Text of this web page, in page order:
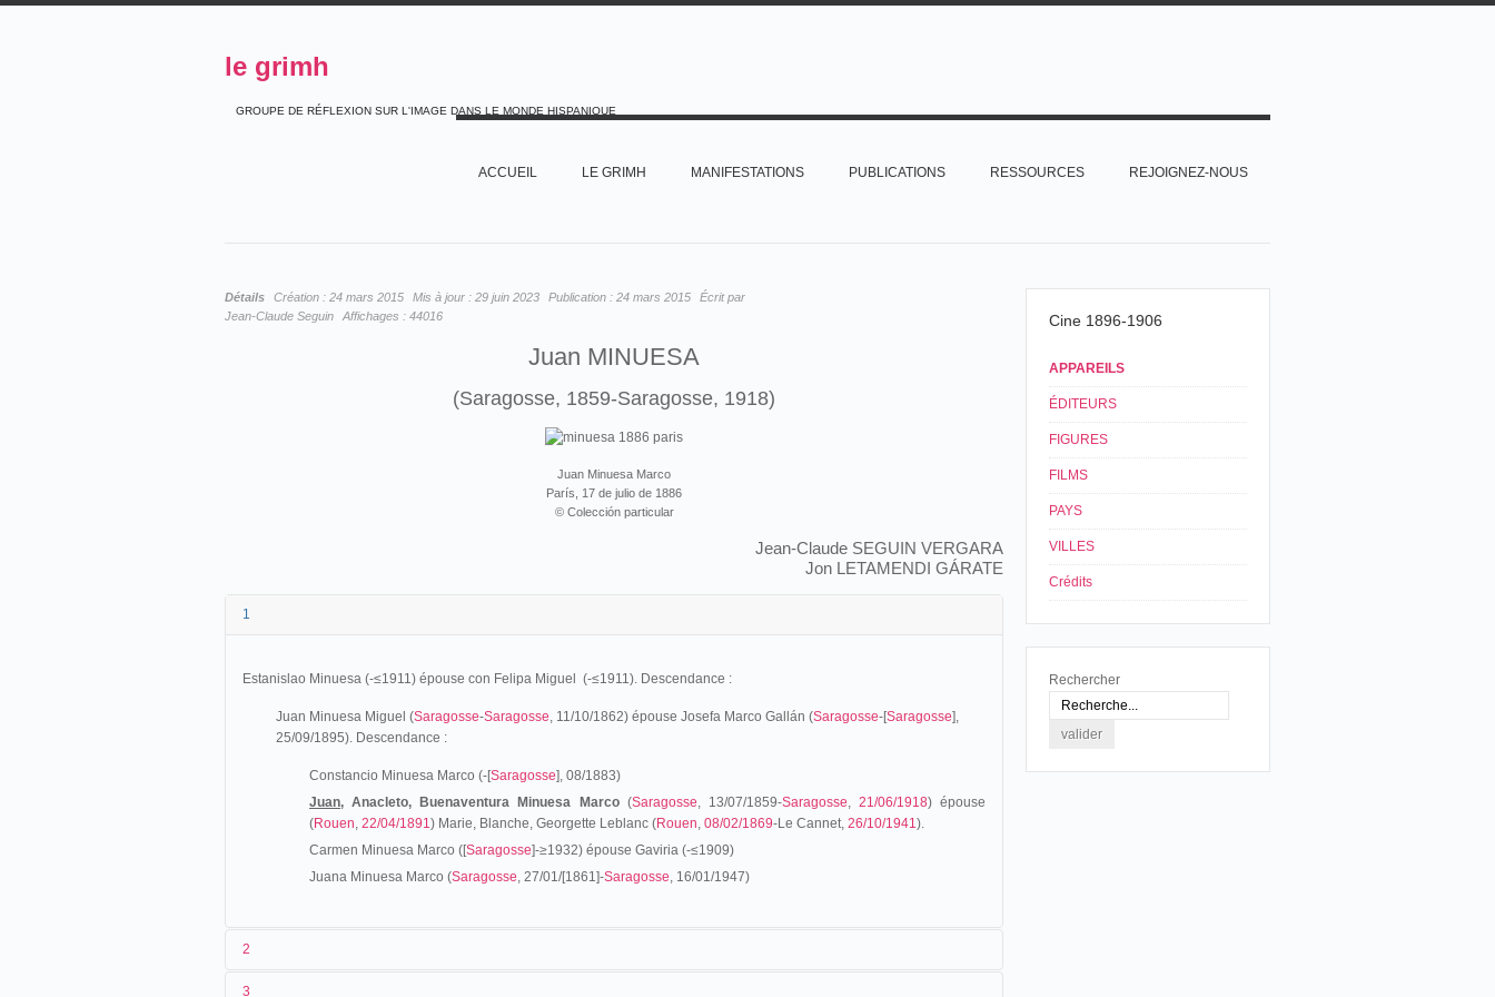
le grimh
GROUPE DE RÉFLEXION SUR L'IMAGE DANS LE MONDE HISPANIQUE
ACCUEIL LE GRIMH MANIFESTATIONS PUBLICATIONS RESSOURCES REJOIGNEZ-NOUS
Détails Création : 24 mars 2015 Mis à jour : 29 juin 2023 Publication : 24 mars 2015
Écrit par
Jean-Claude Seguin
Affichages : 44016
Juan MINUESA
(Saragosse, 1859-Saragosse, 1918)
Juan Minuesa Marco
París, 17 de julio de 1886
© Colección particular
Jean-Claude SEGUIN VERGARA
Jon LETAMENDI GÁRATE
1
Estanislao Minuesa (-≤1911) épouse con Felipa Miguel (-≤1911). Descendance :
Juan Minuesa Miguel (Saragosse-Saragosse, 11/10/1862) épouse Josefa Marco Gallán (Saragosse-[Saragosse],
25/09/1895). Descendance :
Constancio Minuesa Marco (-[Saragosse], 08/1883)
Juan, Anacleto, Buenaventura Minuesa Marco(Saragosse, 13/07/1859-Saragosse, 21/06/1918) épouse
(Rouen, 22/04/1891) Marie, Blanche, Georgette Leblanc (Rouen, 08/02/1869-Le Cannet, 26/10/1941).
Carmen Minuesa Marco ([Saragosse]-≥1932) épouse Gaviria (-≤1909)
Juana Minuesa Marco (Saragosse, 27/01/[1861]-Saragosse, 16/01/1947)
2
3
Cine 1896-1906
APPAREILS
ÉDITEURS
FIGURES
FILMS
PAYS
VILLES
Crédits
Rechercher